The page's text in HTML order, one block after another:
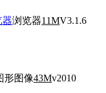
器浏览器11MV3.1.6
形图像43Mv2010